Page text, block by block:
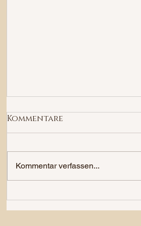
Styleshooting "Wedding
Old Money" at Lake
Kommentare
Kommentar verfassen...